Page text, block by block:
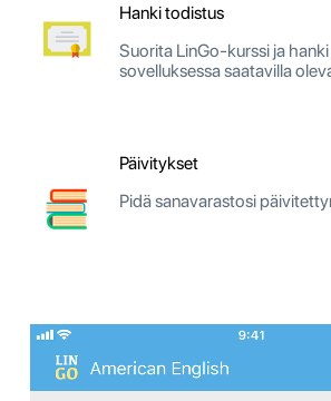
Hanki todistus
Suorita LinGo-kurssi ja
sovelluksessa saatavilla
Päivitykset
Pidä sanavarastosi